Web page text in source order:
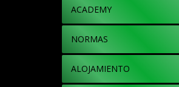
ACADEMY
NORMAS
ALOJAMIENTO